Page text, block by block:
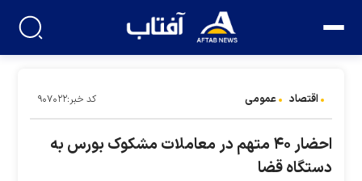
اقتصاد عمومی کد خبر:۹۰۷۰۲۲
احضار ۴۰ متهم در معاملات مشکوک بورس به
دستگاه قضا